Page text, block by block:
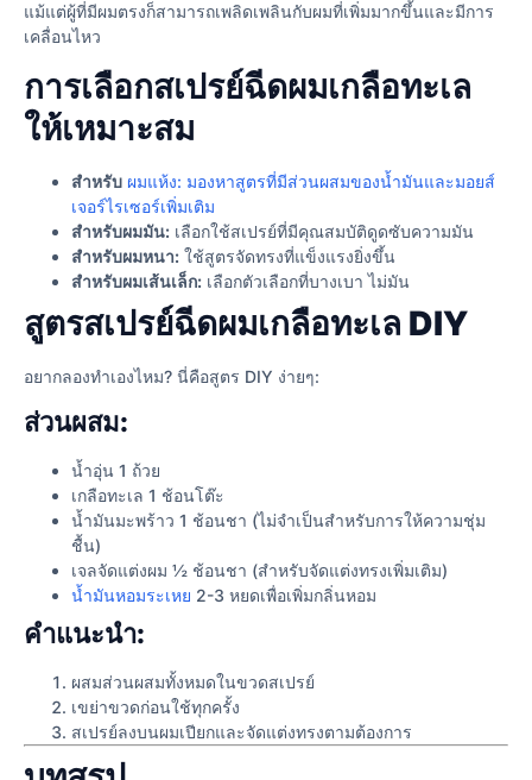
แม้แต่ผู้ที่มีผมตรงก็สามารถเพลิดเพลินกับผมที่เพิ่มมากขึ้นและมีการ
เคลื่อนไหว
การเลือกสเปรย์ฉีดผมเกลือทะเล
ให้เหมาะสม
สำหรับ ผมแห้ง: มองหาสูตรที่มีส่วนผสมของน้ำมันและมอยส์
เจอร์ไรเซอร์เพิ่มเติม
สำหรับผมมัน: เลือกใช้สเปรย์ที่มีคุณสมบัติดูดซับความมัน
สำหรับผมหนา: ใช้สูตรจัดทรงที่แข็งแรงยิ่งขึ้น
สำหรับผมเส้นเล็ก: เลือกตัวเลือกที่บางเบา ไม่มัน
สูตรสเปรย์ฉีดผมเกลือทะเล DIY
อยากลองทำเองไหม? นี่คือสูตร DIY ง่ายๆ:
ส่วนผสม:
น้ำอุ่น 1 ถ้วย
เกลือทะเล 1 ช้อนโต๊ะ
น้ำมันมะพร้าว 1 ช้อนชา (ไม่จำเป็นสำหรับการให้ความชุ่ม
ชื้น)
เจลจัดแต่งผม ½ ช้อนชา (สำหรับจัดแต่งทรงเพิ่มเติม)
น้ำมันหอมระเหย 2-3 หยดเพื่อเพิ่มกลิ่นหอม
คำแนะนำ:
ผสมส่วนผสมทั้งหมดในขวดสเปรย์
เขย่าขวดก่อนใช้ทุกครั้ง
สเปรย์ลงบนผมเปียกและจัดแต่งทรงตามต้องการ